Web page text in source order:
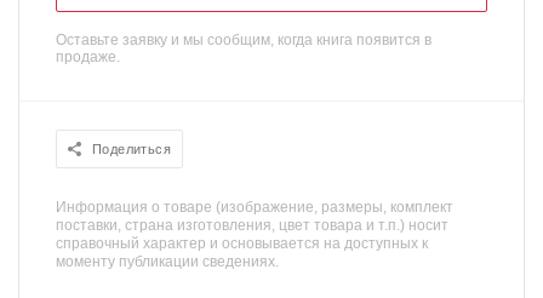
Оставьте заявку и мы сообщим, когда книга появится в
продаже.
Поделиться
Информация о товаре (изображение, размеры, комплект
поставки, страна изготовления, цвет товара и т.п.) носит
справочный характер и основывается на доступных к
моменту публикации сведениях.